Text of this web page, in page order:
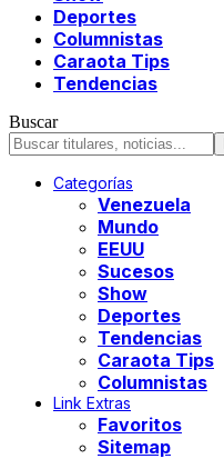
Deportes
Columnistas
Caraota Tips
Tendencias
Buscar
Categorías
Venezuela
Mundo
EEUU
Sucesos
Show
Deportes
Tendencias
Caraota Tips
Columnistas
Link Extras
Favoritos
Sitemap